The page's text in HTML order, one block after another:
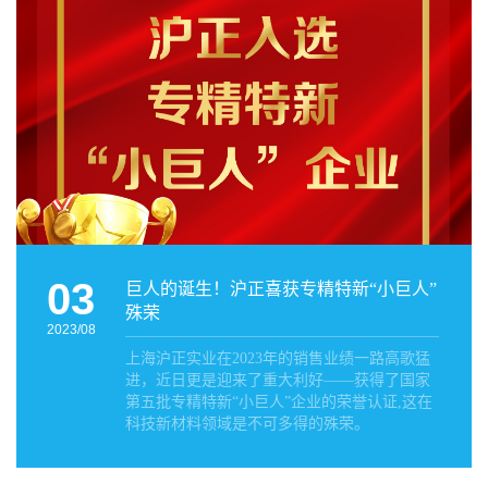
03
2023/08
巨人的诞生！沪正喜获专精特新“小巨人”
殊荣
上海沪正实业在2023年的销售业绩一路高歌猛
进，近日更是迎来了重大利好——获得了国家
第五批专精特新“小巨人”企业的荣誉认证,这在
科技新材料领域是不可多得的殊荣。